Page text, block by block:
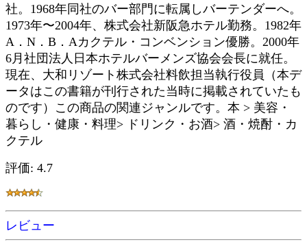
社。1968年同社のバー部門に転属しバーテンダーへ。
1973年〜2004年、株式会社新阪急ホテル勤務。1982年
A．N．B．Aカクテル・コンベンション優勝。2000年
6月社団法人日本ホテルバーメンズ協会会長に就任。
現在、大和リゾート株式会社料飲担当執行役員（本デ
ータはこの書籍が刊行された当時に掲載されていたも
のです）この商品の関連ジャンルです。本 > 美容・
暮らし・健康・料理> ドリンク・お酒> 酒・焼酎・カ
クテル
評価: 4.7
レビュー